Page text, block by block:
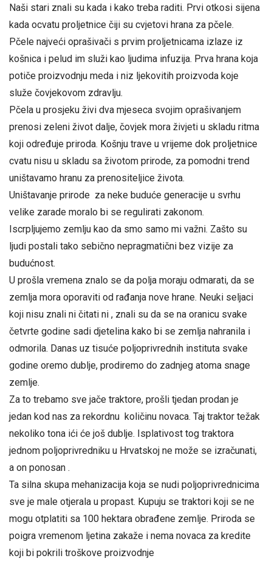
Naši stari znali su kada i kako treba raditi. Prvi otkosi sijena
kada ocvatu proljetnice čiji su cvjetovi hrana za pčele.
Pčele najveći oprašivači s prvim proljetnicama izlaze iz
košnica i pelud im služi kao ljudima infuzija. Prva hrana koja
potiče proizvodnju meda i niz ljekovitih proizvoda koje
služe čovjekovom zdravlju.
Pčela u prosjeku živi dva mjeseca svojim oprašivanjem
prenosi zeleni život dalje, čovjek mora živjeti u skladu ritma
koji određuje priroda. Košnju trave u vrijeme dok proljetnice
cvatu nisu u skladu sa životom prirode, za pomodni trend
uništavamo hranu za prenositeljice života.
Uništavanje prirode za neke buduće generacije u svrhu
velike zarade moralo bi se regulirati zakonom.
Iscrpljujemo zemlju kao da smo samo mi važni. Zašto su
ljudi postali tako sebično nepragmatični bez vizije za
budućnost.
U prošla vremena znalo se da polja moraju odmarati, da se
zemlja mora oporaviti od rađanja nove hrane. Neuki seljaci
koji nisu znali ni čitati ni , znali su da se na oranicu svake
četvrte godine sadi djetelina kako bi se zemlja nahranila i
odmorila. Danas uz tisuće poljoprivrednih instituta svake
godine oremo dublje, prodiremo do zadnjeg atoma snage
zemlje.
Za to trebamo sve jače traktore, prošli tjedan prodan je
jedan kod nas za rekordnu količinu novaca. Taj traktor težak
nekoliko tona ići će još dublje. Isplativost tog traktora
jednom poljoprivredniku u Hrvatskoj ne može se izračunati,
a on ponosan .
Ta silna skupa mehanizacija koja se nudi poljoprivrednicima
sve je male otjerala u propast. Kupuju se traktori koji se ne
mogu otplatiti sa 100 hektara obrađene zemlje. Priroda se
poigra vremenom ljetina zakaže i nema novaca za kredite
koji bi pokrili troškove proizvodnje